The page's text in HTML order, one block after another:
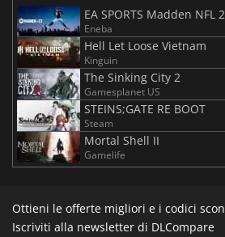
EA SPORTS Madden NFL
Eneba
Hell Let Loose Vietnam
Kinguin
The Sinking City 2
Gamesplanet US
STEINS;GATE RE BOOT
Steam
Mortal Shell II
Gamelife
Ottieni le offerte migliori e i codici
Iscriviti alla newsletter di DLCompare